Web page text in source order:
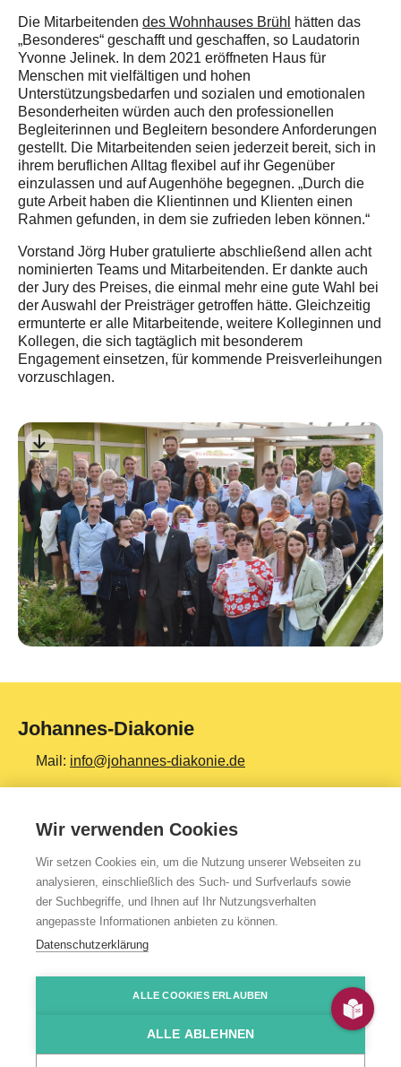
Die Mitarbeitenden des Wohnhauses Brühl hätten das
„Besonderes“ geschafft und geschaffen, so Laudatorin
Yvonne Jelinek. In dem 2021 eröffneten Haus für
Menschen mit vielfältigen und hohen
Unterstützungsbedarfen und sozialen und emotionalen
Besonderheiten würden auch den professionellen
Begleiterinnen und Begleitern besondere Anforderungen
gestellt. Die Mitarbeitenden seien jederzeit bereit, sich in
ihrem beruflichen Alltag flexibel auf ihr Gegenüber
einzulassen und auf Augenhöhe begegnen. „Durch die
gute Arbeit haben die Klientinnen und Klienten einen
Rahmen gefunden, in dem sie zufrieden leben können.“
Vorstand Jörg Huber gratulierte abschließend allen acht
nominierten Teams und Mitarbeitenden. Er dankte auch
der Jury des Preises, die einmal mehr eine gute Wahl bei
der Auswahl der Preisträger getroffen hätte. Gleichzeitig
ermunterte er alle Mitarbeitende, weitere Kolleginnen und
Kollegen, die sich tagtäglich mit besonderem
Engagement einsetzen, für kommende Preisverleihungen
vorzuschlagen.
Johannes-Diakonie
Mail: info@johannes-diakonie.de
Tel:06261 - 88-0
Top Themen
Teilhabe & Assistenz
Altenpflege
Bildung & Ausbildung
Datenschutzerklärung
HinSchG-/LkSG-Hinweis JoDi Shop
Wir verwenden Cookies
Wir setzen Cookies ein, um die Nutzung unserer Webseiten zu
analysieren, einschließlich des Such- und Surfverlaufs sowie
der Suchbegriffe, und Ihnen auf Ihr Nutzungsverhalten
angepasste Informationen anbieten zu können.
Datenschutzerklärung
ALLE COOKIES ERLAUBEN
ALLE ABLEHNEN